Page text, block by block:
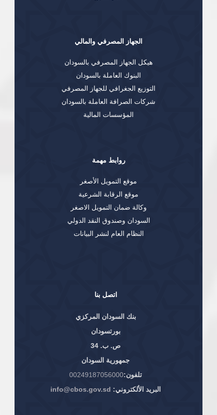
اتصل بنا
بنك السودان المركزي
بورتسودان
ص. ب. 34
جمهورية السودان
تلفون:00249187056000
البريد الألكتروني: info@cbos.gov.sd
الجهاز المصرفي والمالي
هيكل الجهاز المصرفي بالسودان
البنوك العاملة بالسودان
التوزيع الجغرافي للجهاز المصرفي
شركات الصرافة العاملة بالسودان
المؤسسات المالية
روابط مهمة
موقع التمويل الأصغر
موقع الرقابة الشرعية
وكالة ضمان التمويل الاصغر
السودان وصندوق النقد الدولي
النظام العام لنشر البيانات